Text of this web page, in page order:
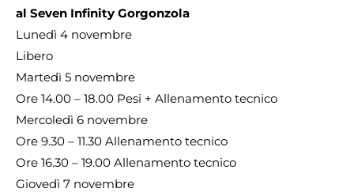
al Seven Infinity Gorgonzola
Lunedì 4 novembre
Libero
Martedì 5 novembre
Ore 14.00 – 18.00 Pesi + Allenamento tecnico
Mercoledì 6 novembre
Ore 9.30 – 11.30 Allenamento tecnico
Ore 16.30 – 19.00 Allenamento tecnico
Giovedì 7 novembre